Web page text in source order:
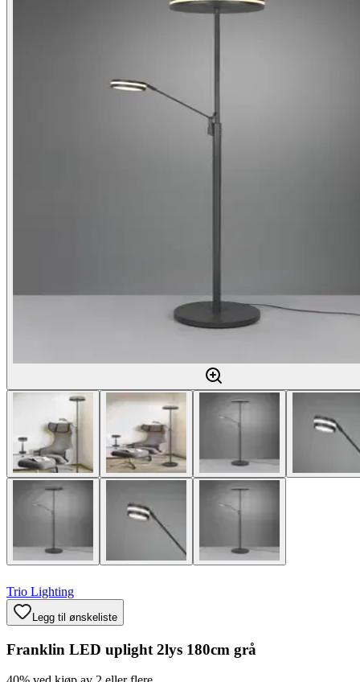
Trio Lighting
Legg til ønskeliste
Franklin LED uplight 2lys 180cm grå